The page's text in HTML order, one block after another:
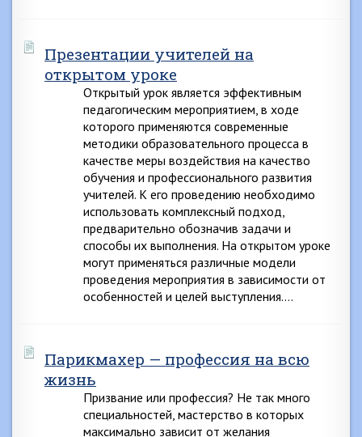
Презентации учителей на
открытом уроке
Открытый урок является эффективным
педагогическим мероприятием, в ходе
которого применяются современные
методики образовательного процесса в
качестве меры воздействия на качество
обучения и профессионального развития
учителей. К его проведению необходимо
использовать комплексный подход,
предварительно обозначив задачи и
способы их выполнения. На открытом уроке
могут применяться различные модели
проведения мероприятия в зависимости от
особенностей и целей выступления….
Парикмахер — профессия на всю
жизнь
Призвание или профессия? Не так много
специальностей, мастерство в которых
максимально зависит от желания